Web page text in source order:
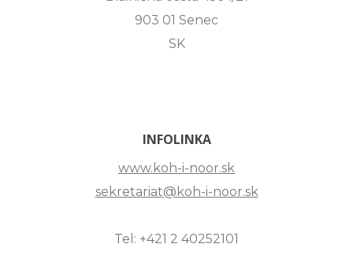
903 01 Senec
SK
INFOLINKA
www.koh-i-noor.sk
sekretariat@koh-i-noor.sk
Tel: +421 2 40252101